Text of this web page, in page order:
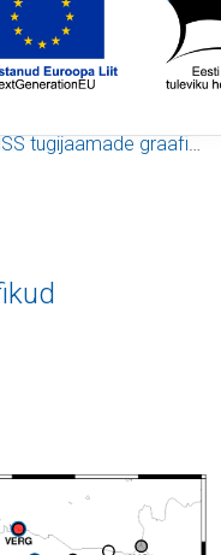
tugijaamade graafikud